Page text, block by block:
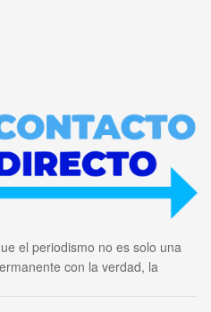
el periodismo no es solo una
con la verdad, la